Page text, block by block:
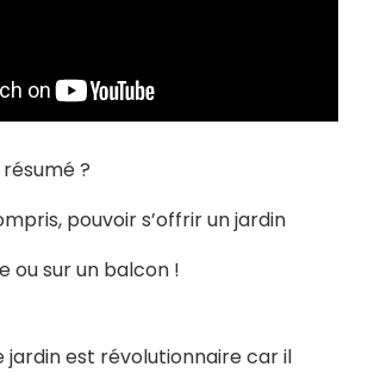
?
pouvoir s’offrir un jardin
ou sur un balcon !
jardin est révolutionnaire car il